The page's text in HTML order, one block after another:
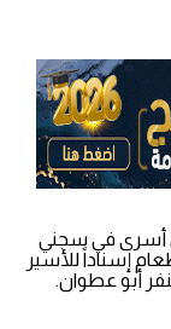
أسرى في سجني
إسناداً للأسير
أبو عطوان.